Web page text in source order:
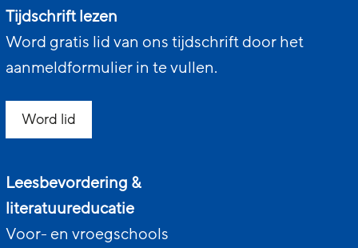
Tijdschrift lezen
Word gratis lid van ons tijdschrift door het
aanmeldformulier in te vullen.
Word lid
Leesbevordering &
literatuureducatie
Voor- en vroegschools